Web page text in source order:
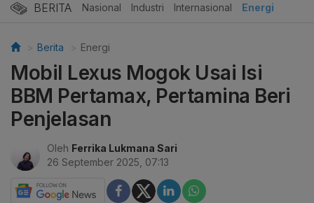
BERITA Nasional Industri Internasional Energi
Berita Energi
Mobil Lexus Mogok Usai Isi
BBM Pertamax, Pertamina Beri
Penjelasan
Oleh Ferrika Lukmana Sari
26 September 2025, 07:13